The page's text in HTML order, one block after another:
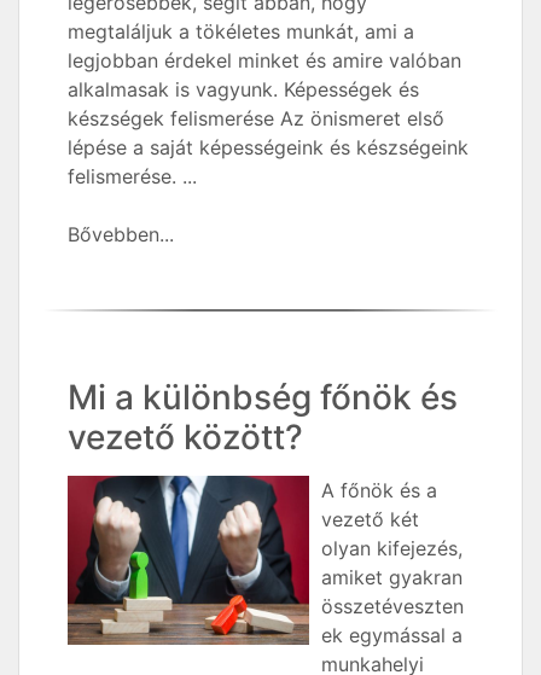
megtaláljuk a tökéletes munkát, ami a
legjobban érdekel minket és amire valóban
alkalmasak is vagyunk. Képességek és
készségek felismerése Az önismeret első
lépése a saját képességeink és készségeink
felismerése. ...
Bővebben...
Mi a különbség főnök és
vezető között?
A főnök és a
vezető két
olyan kifejezés,
amiket gyakran
összetéveszten
ek egymással a
munkahelyi